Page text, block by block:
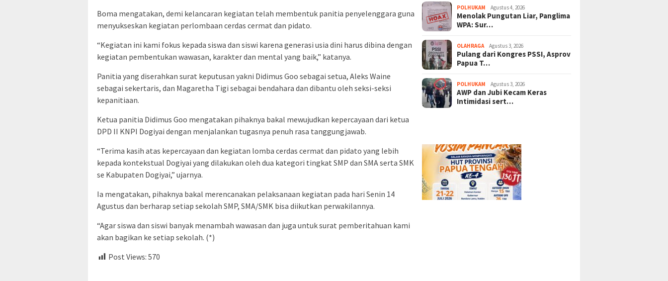
Boma mengatakan, demi kelancaran kegiatan telah membentuk panitia penyelenggara guna
menyukseskan kegiatan perlombaan cerdas cermat dan pidato.
“Kegiatan ini kami fokus kepada siswa dan siswi karena generasi usia dini harus dibina dengan
kegiatan pembentukan wawasan, karakter dan mental yang baik,” katanya.
Panitia yang diserahkan surat keputusan yakni Didimus Goo sebagai setua, Aleks Waine
sebagai sekertaris, dan Magaretha Tigi sebagai bendahara dan dibantu oleh seksi-seksi
kepanitiaan.
Ketua panitia Didimus Goo mengatakan pihaknya bakal mewujudkan kepercayaan dari ketua
DPD II KNPI Dogiyai dengan menjalankan tugasnya penuh rasa tanggungjawab.
“Terima kasih atas kepercayaan dan kegiatan lomba cerdas cermat dan pidato yang lebih
kepada kontekstual Dogiyai yang dilakukan oleh dua kategori tingkat SMP dan SMA serta SMK
se Kabupaten Dogiyai,” ujarnya.
Ia mengatakan, pihaknya bakal merencanakan pelaksanaan kegiatan pada hari Senin 14
Agustus dan berharap setiap sekolah SMP, SMA/SMK bisa diikutkan perwakilannya.
“Agar siswa dan siswi banyak menambah wawasan dan juga untuk surat pemberitahuan kami
akan bagikan ke setiap sekolah. (*)
Post Views: 570
POLHUKAM Agustus 4, 2026
Menolak Pungutan Liar, Panglima
WPA: Sur…
OLAHRAGA Agustus 3, 2026
Pulang dari Kongres PSSI, Asprov
Papua T…
POLHUKAM Agustus 3, 2026
AWP dan Jubi Kecam Keras
Intimidasi sert…